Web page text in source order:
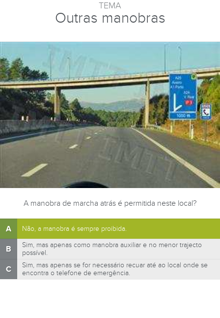
TEMA
Outras manobras
A manobra de marcha atrás é permitida neste local?
A Não, a manobra é sempre proibida.
B
Sim, mas apenas como manobra auxiliar e no menor trajecto
possível.
C
Sim, mas apenas se for necessário recuar até ao local onde se
encontra o telefone de emergência.